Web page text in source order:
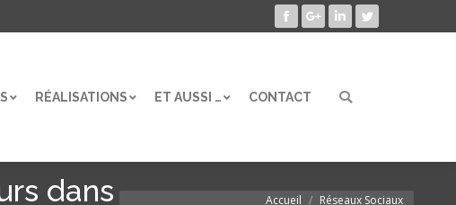
Facebook
Google+LinkedInTwitter
RÉALISATIONS ET AUSSI … CONTACT Search:
dans
Accueil
Réseaux Sociaux